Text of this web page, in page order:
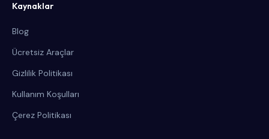
Kaynaklar
Blog
Ücretsiz Araçlar
Gizlilik Politikası
Kullanım Koşulları
Çerez Politikası